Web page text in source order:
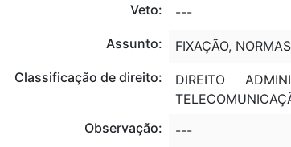
Veto:
---
Assunto:
FIXAÇÃO,
Classificação de direito:
DIREITO
Observação:
---